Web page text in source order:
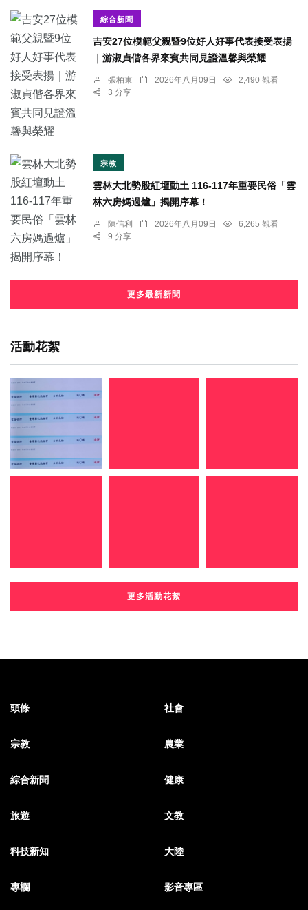
綜合新聞
吉安27位模範父親暨9位好人好事代表接受表揚
｜游淑貞偕各界來賓共同見證溫馨與榮耀
張柏東 2026年八月09日
2,490 觀看
3 分享
宗教
雲林大北勢股紅壇動土 116-117年重要民俗「雲
林六房媽過爐」揭開序幕！
陳信利 2026年八月09日
6,265 觀看
9 分享
更多最新新聞
活動花絮
更多活動花絮
頭條 社會
宗教 農業
綜合新聞 健康
旅遊 文教
科技新知 大陸
專欄 影音專區